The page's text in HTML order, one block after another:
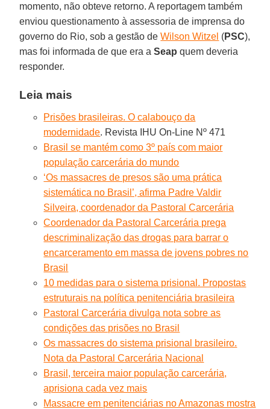
momento, não obteve retorno. A reportagem também
enviou questionamento à assessoria de imprensa do
governo do Rio, sob a gestão deWilson Witzel (PSC),
mas foi informada de que era aSeap quem deveria
responder.
Leia mais
Prisões brasileiras. O calabouço da
modernidade. Revista IHU On-Line Nº 471
Brasil se mantém como 3º país com maior
população carcerária do mundo
‘Os massacres de presos são uma prática
sistemática no Brasil’, afirma Padre Valdir
Silveira, coordenador da Pastoral Carcerária
Coordenador da Pastoral Carcerária prega
descriminalização das drogas para barrar o
encarceramento em massa de jovens pobres no
Brasil
10 medidas para o sistema prisional. Propostas
estruturais na política penitenciária brasileira
Pastoral Carcerária divulga nota sobre as
condições das prisões no Brasil
Os massacres do sistema prisional brasileiro.
Nota da Pastoral Carcerária Nacional
Brasil, terceira maior população carcerária,
aprisiona cada vez mais
Massacre em penitenciárias no Amazonas mostra